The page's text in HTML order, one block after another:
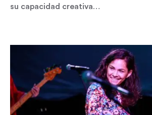
su capacidad creativa…